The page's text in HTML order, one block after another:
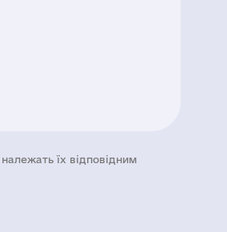
їх відповідним